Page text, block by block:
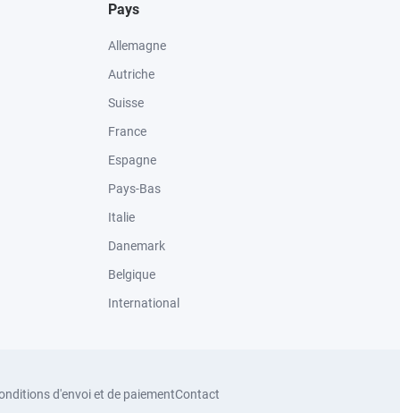
Pays
Allemagne
Autriche
Suisse
France
Espagne
Pays-Bas
Italie
Danemark
Belgique
International
d'envoi et de paiementContact